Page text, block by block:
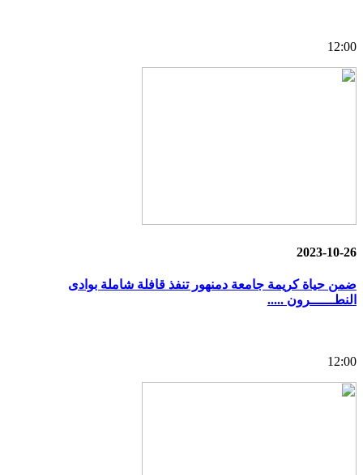
12:00
2023-10-26
ضمن حياة كريمة جامعة دمنهور تنفذ قافلة شاملة بوادى
النطــــــرون .....
12:00